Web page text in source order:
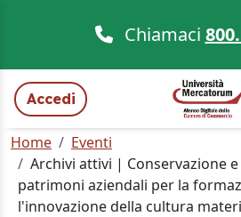
Chiamaci
Accedi
Home
Eventi
Archivi attivi | Conservazione
patrimoni aziendali per la
l'innovazione della cultura